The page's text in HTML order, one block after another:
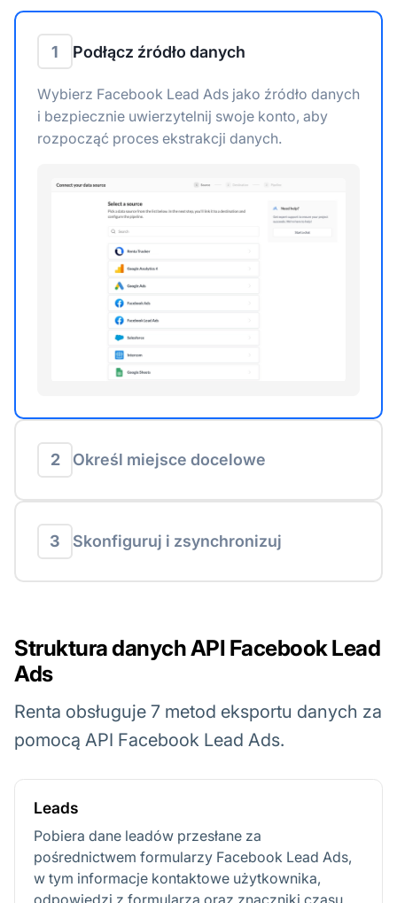
1 Podłącz źródło danych
Wybierz Facebook Lead Ads jako źródło danych
i bezpiecznie uwierzytelnij swoje konto, aby
rozpocząć proces ekstrakcji danych.
2 Określ miejsce docelowe
3 Skonfiguruj i zsynchronizuj
Struktura danych API Facebook Lead
Ads
Renta obsługuje 7 metod eksportu danych za
pomocą API Facebook Lead Ads.
Leads
Pobiera dane leadów przesłane za
pośrednictwem formularzy Facebook Lead Ads,
w tym informacje kontaktowe użytkownika,
odpowiedzi z formularza oraz znaczniki czasu